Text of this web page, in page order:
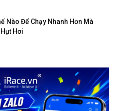
Nào Để Chạy Nhanh Hơn Mà
Hơi